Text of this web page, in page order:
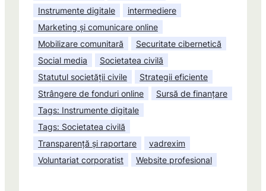
Instrumente digitale
intermediere
Marketing și comunicare online
Mobilizare comunitară
Securitate cibernetică
Social media
Societatea civilă
Statutul societății civile
Strategii eficiente
Strângere de fonduri online
Sursă de finanțare
Tags: Instrumente digitale
Tags: Societatea civilă
Transparență și raportare
vadrexim
Voluntariat corporatist
Website profesional